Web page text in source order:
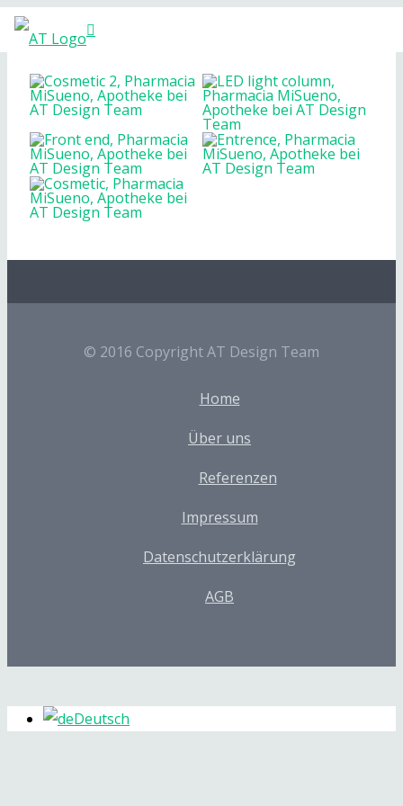
© 2016 Copyright AT Design Team
Home
Über uns
Referenzen
Impressum
Datenschutzerklärung
AGB
Deutsch